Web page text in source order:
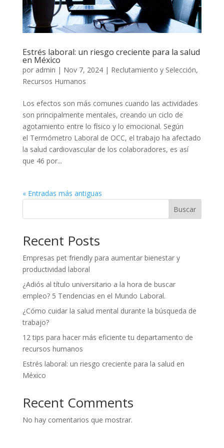
Estrés laboral: un riesgo creciente para la salud
en México
por admin | Nov 7, 2024| Reclutamiento y Selección,
Recursos Humanos
Los efectos son más comunes cuando las actividades
son principalmente mentales, creando un ciclo de
agotamiento entre lo físico y lo emocional. Según
el Termómetro Laboral de OCC, el trabajo ha afectado
la salud cardiovascular de los colaboradores, es así
que 46 por...
« Entradas más antiguas
Buscar
Recent Posts
Empresas pet friendly para aumentar bienestar y
productividad laboral
¿Adiós al título universitario a la hora de buscar
empleo? 5 Tendencias en el Mundo Laboral.
¿Cómo cuidar la salud mental durante la búsqueda de
trabajo?
12 tips para hacer más eficiente tu departamento de
recursos humanos
Estrés laboral: un riesgo creciente para la salud en
México
Recent Comments
No hay comentarios que mostrar.